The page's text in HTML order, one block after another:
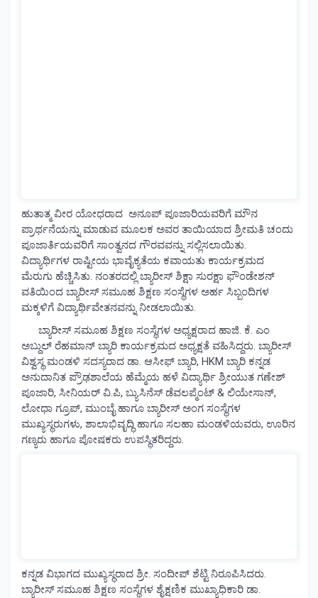
ಹುತಾತ್ಮ ವೀರ ಯೋಧರಾದ ಅನೂಪ್ ಪೂಜಾರಿಯವರಿಗೆ ಮೌನ
ಪ್ರಾರ್ಥನೆಯನ್ನು ಮಾಡುವ ಮೂಲಕ ಅವರ ತಾಯಿಯಾದ ಶ್ರೀಮತಿ ಚಂದು
ಪೂಜಾರ್ತಿಯವರಿಗೆ ಸಾಂತ್ವನದ ಗೌರವವನ್ನು ಸಲ್ಲಿಸಲಾಯಿತು.
ವಿದ್ಯಾರ್ಥಿಗಳ ರಾಷ್ಟೀಯ ಭಾವೈಕ್ಯತೆಯ ಕವಾಯತು ಕಾರ್ಯಕ್ರಮದ
ಮೆರುಗು ಹೆಚ್ಚಿಸಿತು. ನಂತರದಲ್ಲಿ ಬ್ಯಾರೀಸ್ ಶಿಕ್ಷಾ ಸುರಕ್ಷಾ ಫೌಂಡೇಶನ್
ವತಿಯಿಂದ ಬ್ಯಾರೀಸ್ ಸಮೂಹ ಶಿಕ್ಷಣ ಸಂಸ್ಥೆಗಳ ಅರ್ಹ ಸಿಬ್ಬಂದಿಗಳ
ಮಕ್ಕಳಿಗೆ ವಿದ್ಯಾರ್ಥಿವೇತನವನ್ನು ನೀಡಲಾಯಿತು.
ಬ್ಯಾರೀಸ್ ಸಮೂಹ ಶಿಕ್ಷಣ ಸಂಸ್ಥೆಗಳ ಅಧ್ಯಕ್ಷರಾದ ಹಾಜಿ. ಕೆ. ಎಂ
ಅಬ್ದುಲ್ ರೆಹಮಾನ್ ಬ್ಯಾರಿ ಕಾರ್ಯಕ್ರಮದ ಅಧ್ಯಕ್ಷತೆ ವಹಿಸಿದ್ದರು. ಬ್ಯಾರೀಸ್
ವಿಶ್ವಸ್ಥ ಮಂಡಳಿ ಸದಸ್ಯರಾದ ಡಾ. ಆಸೀಫ್ ಬ್ಯಾರಿ, HKM ಬ್ಯಾರಿ ಕನ್ನಡ
ಅನುದಾನಿತ ಪ್ರೌಢಶಾಲೆಯ ಹೆಮ್ಮೆಯ ಹಳೆ ವಿದ್ಯಾರ್ಥಿ ಶ್ರೀಯುತ ಗಣೇಶ್
ಪೂಜಾರಿ, ಸೀನಿಯರ್ ವಿ.ಪಿ, ಬ್ಯುಸಿನೆಸ್ ಡೆವಲಪ್ಮೆಂಟ್ & ಲಿಯೇಸಾನ್,
ಲೋಧಾ ಗ್ರೂಪ್, ಮುಂಬೈ ಹಾಗೂ ಬ್ಯಾರೀಸ್ ಅಂಗ ಸಂಸ್ಥೆಗಳ
ಮುಖ್ಯಸ್ಥರುಗಳು, ಶಾಲಾಭಿವೃದ್ಧಿ ಹಾಗೂ ಸಲಹಾ ಮಂಡಳಿಯವರು, ಊರಿನ
ಗಣ್ಯರು ಹಾಗೂ ಪೋಷಕರು ಉಪಸ್ಥಿತರಿದ್ದರು.
ಕನ್ನಡ ವಿಭಾಗದ ಮುಖ್ಯಸ್ಥರಾದ ಶ್ರೀ. ಸಂದೀಪ್ ಶೆಟ್ಟಿ ನಿರೂಪಿಸಿದರು.
ಬ್ಯಾರೀಸ್ ಸಮೂಹ ಶಿಕ್ಷಣ ಸಂಸ್ಥೆಗಳ ಶೈಕ್ಷಣಿಕ ಮುಖ್ಯಾಧಿಕಾರಿ ಡಾ.